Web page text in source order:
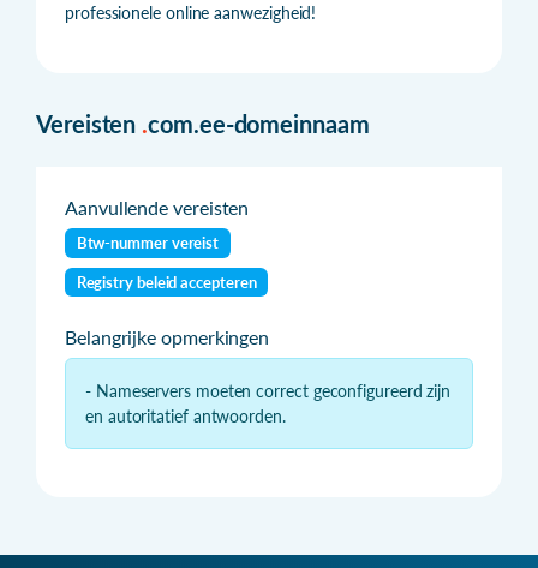
professionele online aanwezigheid!
Vereisten .com.ee-domeinnaam
Aanvullende vereisten
Btw-nummer vereist
Registry beleid accepteren
Belangrijke opmerkingen
- Nameservers moeten correct geconfigureerd zijn
en autoritatief antwoorden.